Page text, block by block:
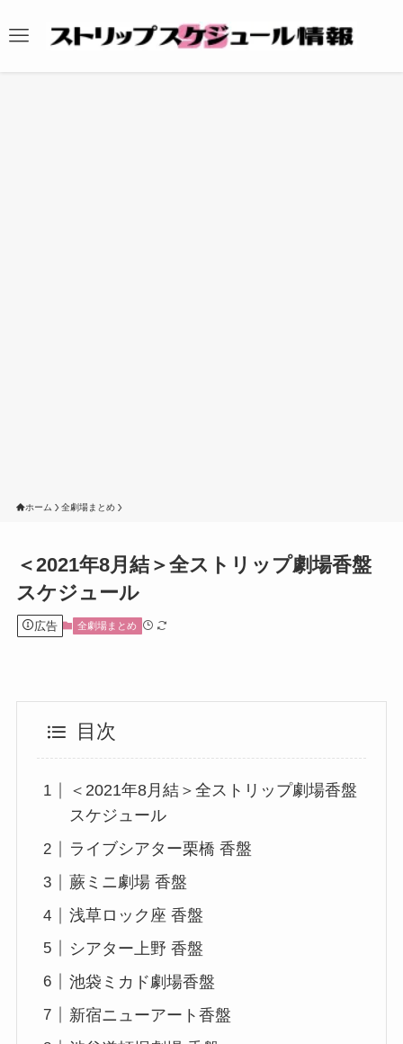
ホーム 全劇場まとめ
＜2021年8月結＞全ストリップ劇場香盤
スケジュール
広告 全劇場まとめ
目次
＜2021年8月結＞全ストリップ劇場香盤
スケジュール
ライブシアター栗橋 香盤
蕨ミニ劇場 香盤
浅草ロック座 香盤
シアター上野 香盤
池袋ミカド劇場香盤
新宿ニューアート香盤